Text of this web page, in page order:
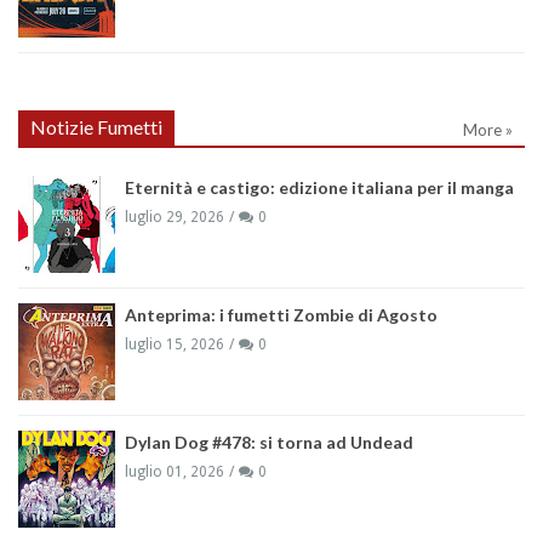
Notizie Fumetti More »
Eternità e castigo: edizione italiana per il manga
luglio 29, 2026 0
Anteprima: i fumetti Zombie di Agosto
luglio 15, 2026 0
Dylan Dog #478: si torna ad Undead
luglio 01, 2026 0